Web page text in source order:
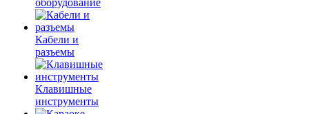
оборудование
Кабели и
разъемы
Клавишные
инструменты